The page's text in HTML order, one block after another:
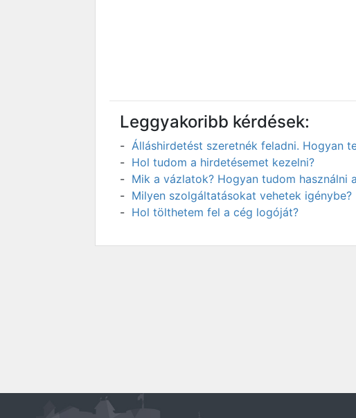
Leggyakoribb kérdések:
Álláshirdetést szeretnék feladni. Hogyan
Hol tudom a hirdetésemet kezelni?
Mik a vázlatok? Hogyan tudom használni
Milyen szolgáltatásokat vehetek igénybe?
Hol tölthetem fel a cég logóját?